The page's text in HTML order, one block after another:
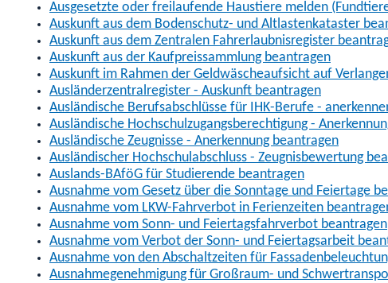
Ausgesetzte oder freilaufende Haustiere melden
Auskunft aus dem Bodenschutz- und Altlastenkataster
Auskunft aus dem Zentralen Fahrerlaubnisregister
Auskunft aus der Kaufpreissammlung beantragen
Auskunft im Rahmen der Geldwäscheaufsicht auf
Ausländerzentralregister - Auskunft beantragen
Ausländische Berufsabschlüsse für IHK-Berufe -
Ausländische Hochschulzugangsberechtigung -
Ausländische Zeugnisse - Anerkennung beantragen
Ausländischer Hochschulabschluss - Zeugnisbewertung
Auslands-BAföG für Studierende beantragen
Ausnahme vom Gesetz über die Sonntage und Feiertage
Ausnahme vom LKW-Fahrverbot in Ferienzeiten
Ausnahme vom Sonn- und Feiertagsfahrverbot beantragen
Ausnahme vom Verbot der Sonn- und Feiertagsarbeit
Ausnahme von den Abschaltzeiten für
Ausnahmegenehmigung für Großraum- und